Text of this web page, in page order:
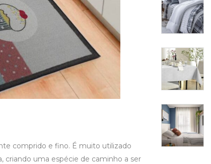
comprido e fino. É muito utilizado
criando uma espécie de caminho a ser